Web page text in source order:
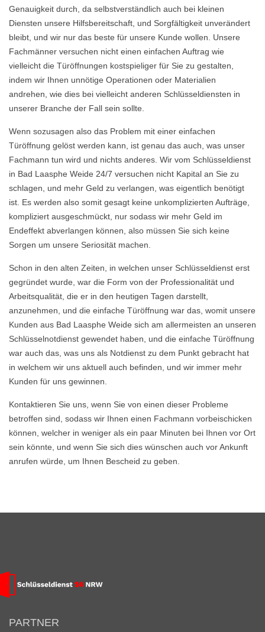
Genauigkeit durch, da selbstverständlich auch bei kleinen
Diensten unsere Hilfsbereitschaft, und Sorgfältigkeit unverändert
bleibt, und wir nur das beste für unsere Kunde wollen. Unsere
Fachmänner versuchen nicht einen einfachen Auftrag wie
vielleicht die Türöffnungen kostspieliger für Sie zu gestalten,
indem wir Ihnen unnötige Operationen oder Materialien
andrehen, wie dies bei vielleicht anderen Schlüsseldiensten in
unserer Branche der Fall sein sollte.
Wenn sozusagen also das Problem mit einer einfachen
Türöffnung gelöst werden kann, ist genau das auch, was unser
Fachmann tun wird und nichts anderes. Wir vom Schlüsseldienst
in Bad Laasphe Weide 24/7 versuchen nicht Kapital an Sie zu
schlagen, und mehr Geld zu verlangen, was eigentlich benötigt
ist. Es werden also somit gesagt keine unkomplizierten Aufträge,
kompliziert ausgeschmückt, nur sodass wir mehr Geld im
Endeffekt abverlangen können, also müssen Sie sich keine
Sorgen um unsere Seriosität machen.
Schon in den alten Zeiten, in welchen unser Schlüsseldienst erst
gegründet wurde, war die Form von der Professionalität und
Arbeitsqualität, die er in den heutigen Tagen darstellt,
anzunehmen, und die einfache Türöffnung war das, womit unsere
Kunden aus Bad Laasphe Weide sich am allermeisten an unseren
Schlüsselnotdienst gewendet haben, und die einfache Türöffnung
war auch das, was uns als Notdienst zu dem Punkt gebracht hat
in welchem wir uns aktuell auch befinden, und wir immer mehr
Kunden für uns gewinnen.
Kontaktieren Sie uns, wenn Sie von einen dieser Probleme
betroffen sind, sodass wir Ihnen einen Fachmann vorbeischicken
können, welcher in weniger als ein paar Minuten bei Ihnen vor Ort
sein könnte, und wenn Sie sich dies wünschen auch vor Ankunft
anrufen würde, um Ihnen Bescheid zu geben.
PARTNER